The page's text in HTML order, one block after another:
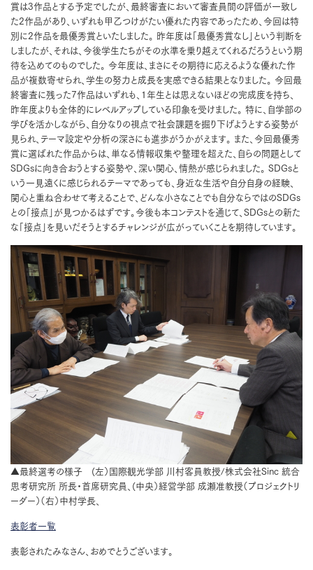
賞は3作品とする予定でしたが、最終審査において審査員間の評価が一致し
た2作品があり、いずれも甲乙つけがたい優れた内容であったため、今回は特
別に2作品を最優秀賞といたしました。 昨年度は「最優秀賞なし」という判断を
しましたが、それは、今後学生たちがその水準を乗り越えてくれるだろうという期
待を込めてのものでした。 今年度は、まさにその期待に応えるような優れた作
品が複数寄せられ、学生の努力と成長を実感できる結果となりました。 今回最
終審査に残った7作品はいずれも、1年生とは思えないほどの完成度を持ち、
昨年度よりも全体的にレベルアップしている印象を受けました。 特に、自学部の
学びを活かしながら、自分なりの視点で社会課題を掘り下げようとする姿勢が
見られ、テーマ設定や分析の深さにも進歩がうかがえます。 また、今回最優秀
賞に選ばれた作品からは、単なる情報収集や整理を超えた、自らの問題として
SDGsに向き合おうとする姿勢や、深い関心、情熱が感じられました。 SDGsと
いう一見遠くに感じられるテーマであっても、身近な生活や自分自身の経験、
関心と重ね合わせて考えることで、どんな小さなことでも自分ならではのSDGs
との「接点」が見つかるはずです。今後も本コンテストを通じて、SDGsとの新た
な「接点」を見いだそうとするチャレンジが広がっていくことを期待しています。
▲最終選考の様子 (左）国際観光学部 川村客員教授/株式会社Sinc 統合
思考研究所 所長・首席研究員、(中央）経営学部 成瀬准教授（プロジェクトリ
ーダー）（右）中村学長、
表彰者一覧
表彰されたみなさん、おめでとうございます。